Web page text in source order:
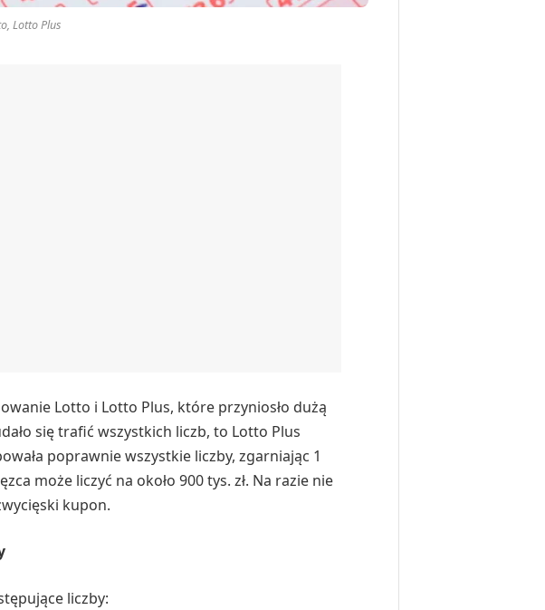
Lotto Plus
Lotto i Lotto Plus, które przyniosło dużą
się trafić wszystkich liczb, to Lotto Plus
poprawnie wszystkie liczby, zgarniając 1
może liczyć na około 900 tys. zł. Na razie nie
kupon.
liczby: